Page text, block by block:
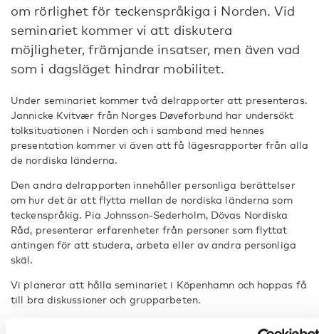
om rörlighet för teckenspråkiga i Norden. Vid
seminariet kommer vi att diskutera
möjligheter, främjande insatser, men även vad
som i dagsläget hindrar mobilitet.
Under seminariet kommer två delrapporter att presenteras.
Jannicke Kvitvær från Norges Døveforbund har undersökt
tolksituationen i Norden och i samband med hennes
presentation kommer vi även att få lägesrapporter från alla
de nordiska länderna.
Den andra delrapporten innehåller personliga berättelser
om hur det är att flytta mellan de nordiska länderna som
teckenspråkig. Pia Johnsson-Sederholm, Dövas Nordiska
Råd, presenterar erfarenheter från personer som flyttat
antingen för att studera, arbeta eller av andra personliga
skäl.
Vi planerar att hålla seminariet i Köpenhamn och hoppas få
till bra diskussioner och grupparbeten.